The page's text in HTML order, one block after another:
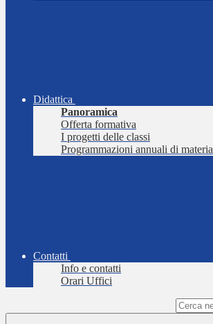
Didattica
Panoramica
Offerta formativa
I progetti delle classi
Programmazioni annuali di materia
Contatti
Info e contatti
Orari Uffici